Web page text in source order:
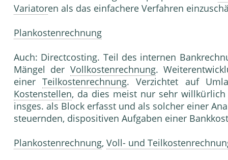
Variatoren als das einfachere Verfahren
Plankostenrechnung
Auch: Directcosting. Teil des internen
Mängel der Vollkostenrechnung.
einerTeilkostenrechnung. Verzichtet auf
Kostenstellen, da dies meist nur sehr
insges. als Block erfasst und als solcher einer
steuernden, dispositiven Aufgaben einer
Plankostenrechnung, Voll- und